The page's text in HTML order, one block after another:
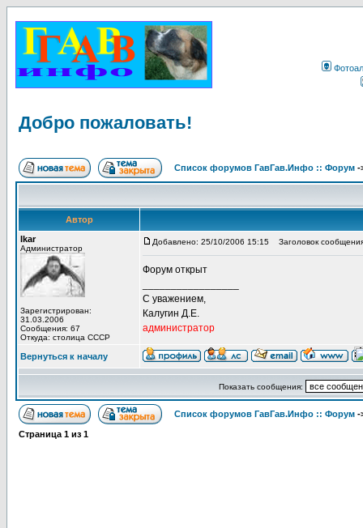
Добро пожаловать!
Список форумов ГавГав.Инфо :: Форум -
Автор
Ikar
Администратор
Зарегистрирован:
31.03.2006
Сообщения: 67
Откуда: столица СССР
Добавлено: 25/10/2006 15:15 Заголовок
Форум открыт
С уважением,
Калугин Д.Е.
администратор
Вернуться к началу
Показать сообщения:
Список форумов ГавГав.Инфо :: Форум -
Страница 1 из 1